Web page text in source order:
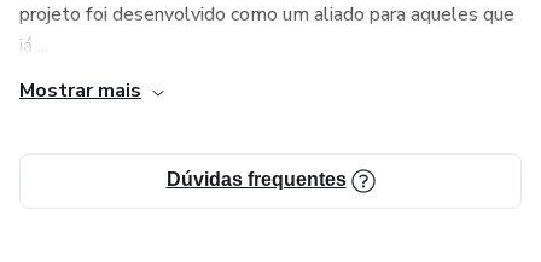
projeto foi desenvolvido como um aliado para aqueles que
já ...
Mostrar mais
Dúvidas frequentes